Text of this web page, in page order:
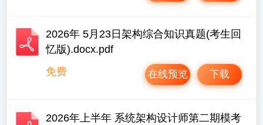
2026年 5月23日架构综合知识真题(考生回
忆版).docx.pdf
免费
下载
在线预览
2026年上半年 系统架构设计师第二期模考